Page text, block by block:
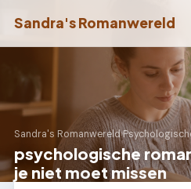
Sandra's Romanwereld
Sandra's Romanwereld›
psychologische
je niet moet missen